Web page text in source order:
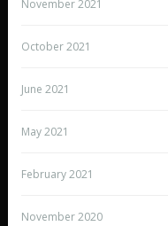
November 2021
October 2021
June 2021
May 2021
February 2021
November 2020